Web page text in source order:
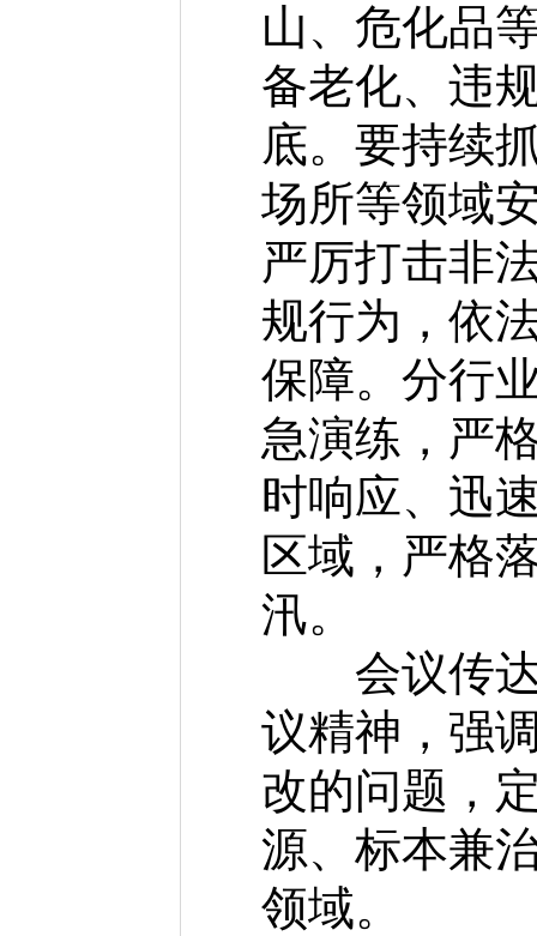
山、危化品
备老化、违
底。要持续
场所等领域
严厉打击非
规行为，依
保障。分行
急演练，严
时响应、迅
区域，严格
汛。
会议传达
议精神，强
改的问题，
源、标本兼
领域。